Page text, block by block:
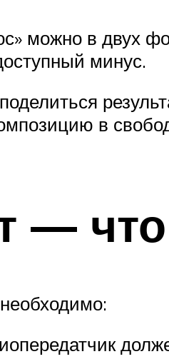
можно в двух
минус.
в
— что